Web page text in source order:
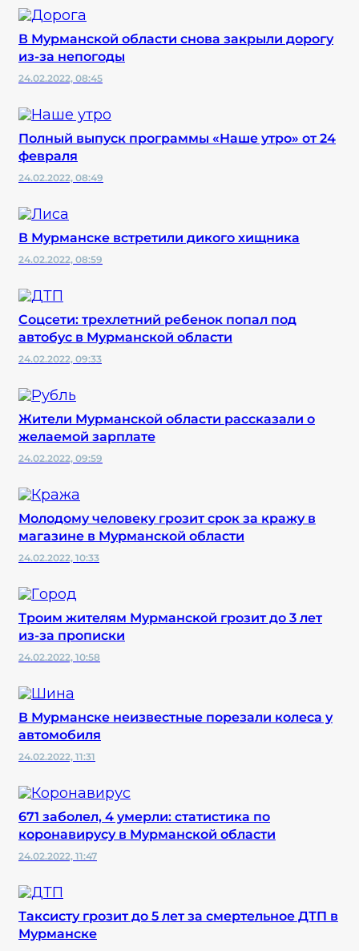
В Мурманской области снова закрыли дорогу
из-за непогоды
24.02.2022, 08:45
Полный выпуск программы «Наше утро» от 24
февраля
24.02.2022, 08:49
В Мурманске встретили дикого хищника
24.02.2022, 08:59
Соцсети: трехлетний ребенок попал под
автобус в Мурманской области
24.02.2022, 09:33
Жители Мурманской области рассказали о
желаемой зарплате
24.02.2022, 09:59
Молодому человеку грозит срок за кражу в
магазине в Мурманской области
24.02.2022, 10:33
Троим жителям Мурманской грозит до 3 лет
из-за прописки
24.02.2022, 10:58
В Мурманске неизвестные порезали колеса у
автомобиля
24.02.2022, 11:31
671 заболел, 4 умерли: статистика по
коронавирусу в Мурманской области
24.02.2022, 11:47
Таксисту грозит до 5 лет за смертельное ДТП в
Мурманске